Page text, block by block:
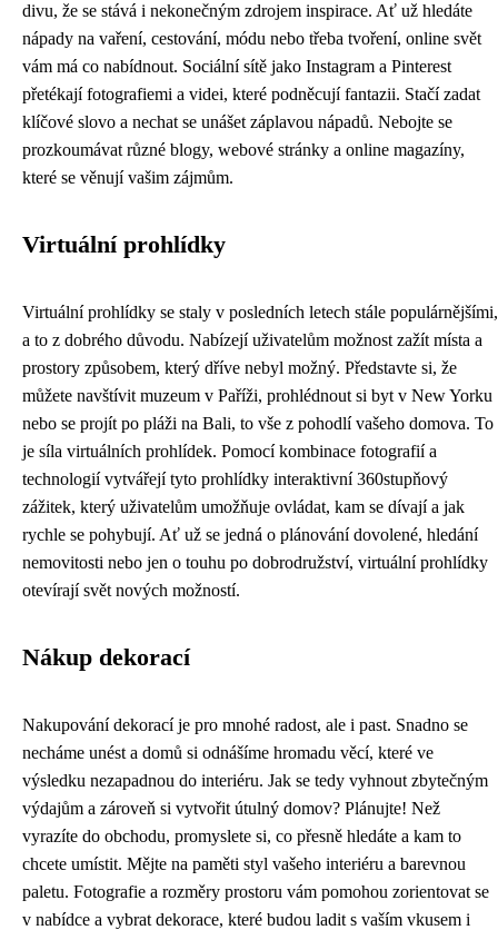
divu, že se stává i nekonečným zdrojem inspirace. Ať už hledáte
nápady na vaření, cestování, módu nebo třeba tvoření, online svět
vám má co nabídnout. Sociální sítě jako Instagram a Pinterest
přetékají fotografiemi a videi, které podněcují fantazii. Stačí zadat
klíčové slovo a nechat se unášet záplavou nápadů. Nebojte se
prozkoumávat různé blogy, webové stránky a online magazíny,
které se věnují vašim zájmům.
Virtuální prohlídky
Virtuální prohlídky se staly v posledních letech stále populárnějšími,
a to z dobrého důvodu. Nabízejí uživatelům možnost zažít místa a
prostory způsobem, který dříve nebyl možný. Představte si, že
můžete navštívit muzeum v Paříži, prohlédnout si byt v New Yorku
nebo se projít po pláži na Bali, to vše z pohodlí vašeho domova. To
je síla virtuálních prohlídek. Pomocí kombinace fotografií a
technologií vytvářejí tyto prohlídky interaktivní 360stupňový
zážitek, který uživatelům umožňuje ovládat, kam se dívají a jak
rychle se pohybují. Ať už se jedná o plánování dovolené, hledání
nemovitosti nebo jen o touhu po dobrodružství, virtuální prohlídky
otevírají svět nových možností.
Nákup dekorací
Nakupování dekorací je pro mnohé radost, ale i past. Snadno se
necháme unést a domů si odnášíme hromadu věcí, které ve
výsledku nezapadnou do interiéru. Jak se tedy vyhnout zbytečným
výdajům a zároveň si vytvořit útulný domov? Plánujte! Než
vyrazíte do obchodu, promyslete si, co přesně hledáte a kam to
chcete umístit. Mějte na paměti styl vašeho interiéru a barevnou
paletu. Fotografie a rozměry prostoru vám pomohou zorientovat se
v nabídce a vybrat dekorace, které budou ladit s vaším vkusem i